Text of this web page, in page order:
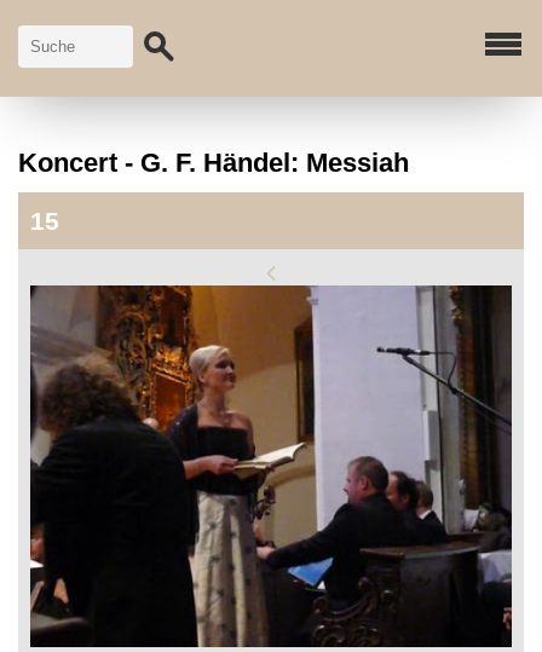
Koncert - G. F. Händel: Messiah
15